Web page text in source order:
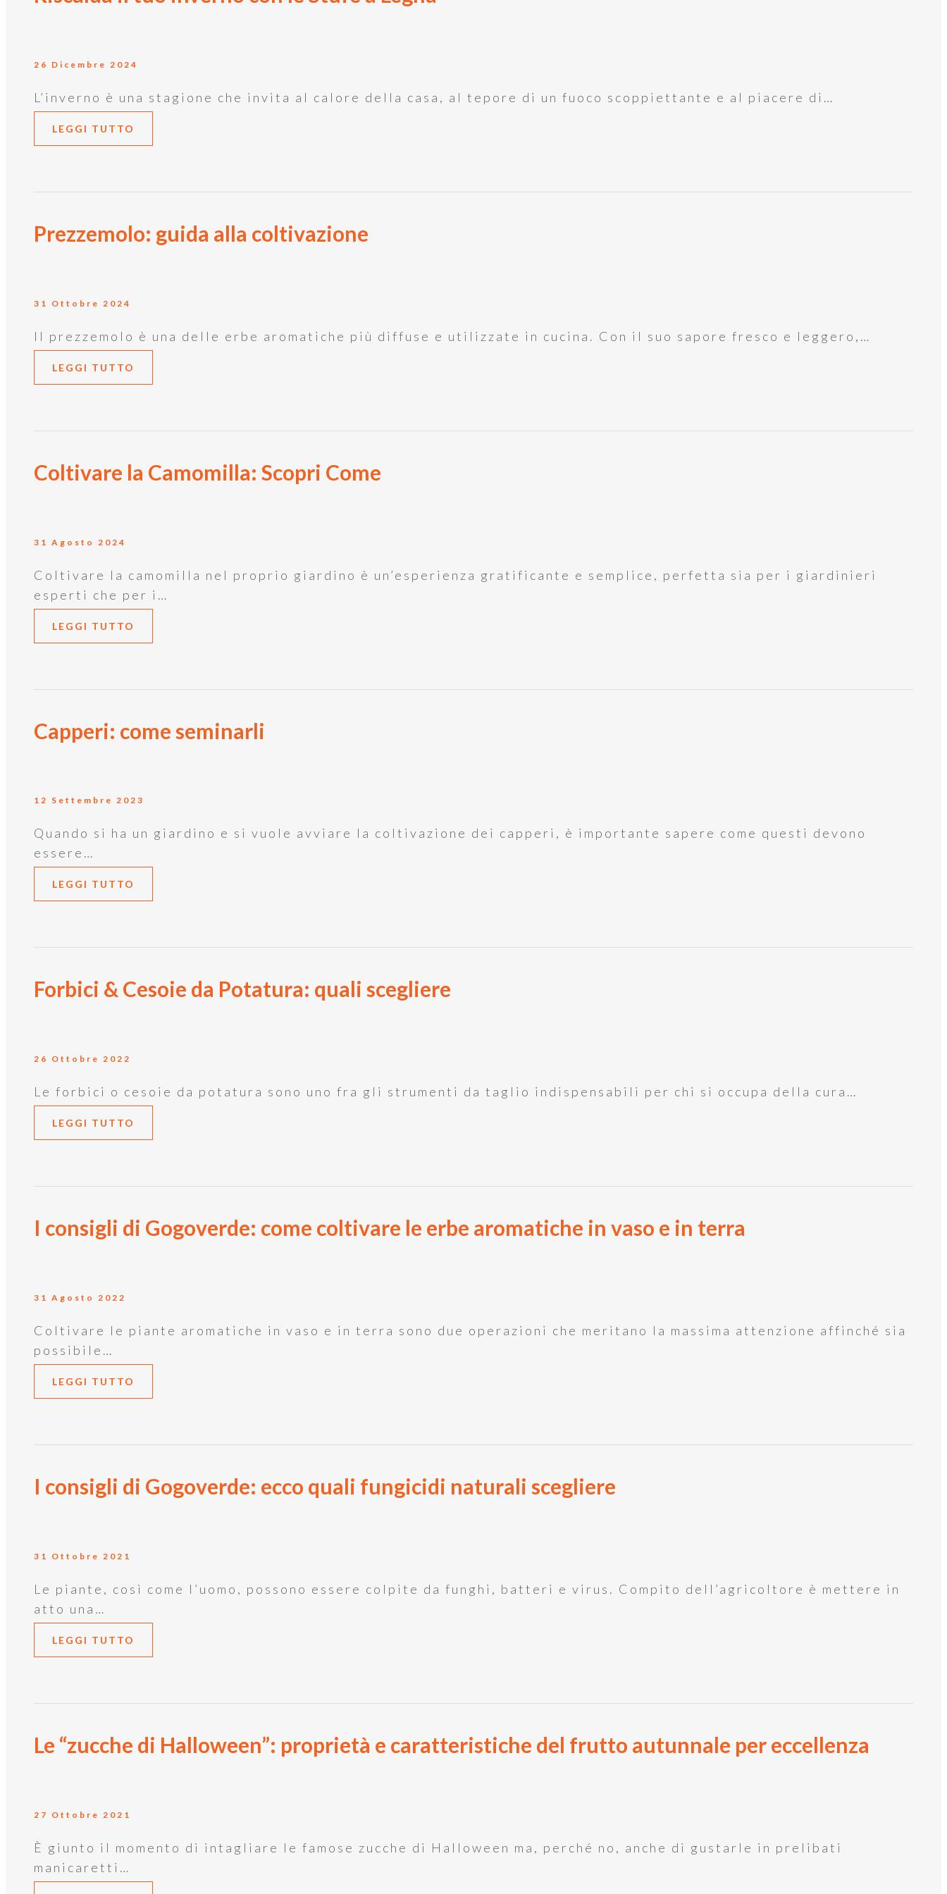
26 Dicembre 2024
L’inverno è una stagione che invita al calore della casa, al tepore di un fuoco scoppiettante e al piacere di…
LEGGI TUTTO
Prezzemolo: guida alla coltivazione
31 Ottobre 2024
Il prezzemolo è una delle erbe aromatiche più diffuse e utilizzate in cucina. Con il suo sapore fresco e leggero,…
LEGGI TUTTO
Coltivare la Camomilla: Scopri Come
31 Agosto 2024
Coltivare la camomilla nel proprio giardino è un’esperienza gratificante e semplice, perfetta sia per i giardinieri
esperti che per i…
LEGGI TUTTO
Capperi: come seminarli
12 Settembre 2023
Quando si ha un giardino e si vuole avviare la coltivazione dei capperi, è importante sapere come questi devono
essere…
LEGGI TUTTO
Forbici & Cesoie da Potatura: quali scegliere
26 Ottobre 2022
Le forbici o cesoie da potatura sono uno fra gli strumenti da taglio indispensabili per chi si occupa della cura…
LEGGI TUTTO
I consigli di Gogoverde: come coltivare le erbe aromatiche in vaso e in terra
31 Agosto 2022
Coltivare le piante aromatiche in vaso e in terra sono due operazioni che meritano la massima attenzione affinché sia
possibile…
LEGGI TUTTO
I consigli di Gogoverde: ecco quali fungicidi naturali scegliere
31 Ottobre 2021
Le piante, così come l’uomo, possono essere colpite da funghi, batteri e virus. Compito dell’agricoltore è mettere in
atto una…
LEGGI TUTTO
Le “zucche di Halloween”: proprietà e caratteristiche del frutto autunnale per eccellenza
27 Ottobre 2021
È giunto il momento di intagliare le famose zucche di Halloween ma, perché no, anche di gustarle in prelibati
manicaretti…